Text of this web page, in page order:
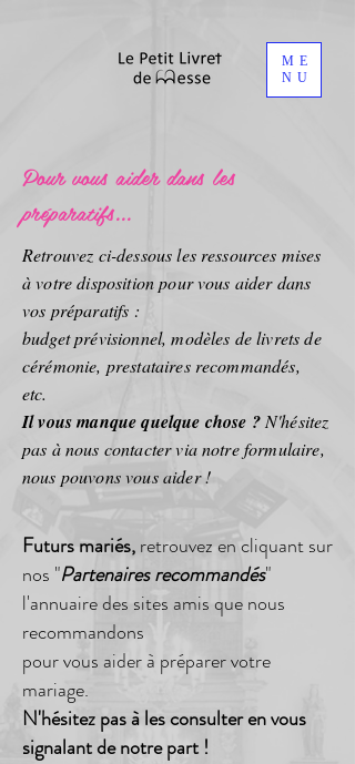
ME
NU
Pour vous aider dans les
préparatifs...
Retrouvez ci-dessous les ressources mises
à votre disposition pour vous aider dans
vos préparatifs :
budget prévisionnel, modèles de livrets de
cérémonie, prestataires recommandés,
etc.
Il vous manque quelque chose ?N'hésitez
pas à nous contacter via notre formulaire,
nous pouvons vous aider !
Futurs mariés,retrouvez en cliquant sur
nos "Partenaires recommandés"
l'annuaire des sites amis que nous
recommandons
pour vous aider à préparer votre
mariage.
N'hésitez pas à les consulter en vous
signalant de notre part !